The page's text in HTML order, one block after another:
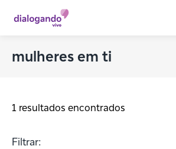
mulheres em ti
1 resultados encontrados
Filtrar: